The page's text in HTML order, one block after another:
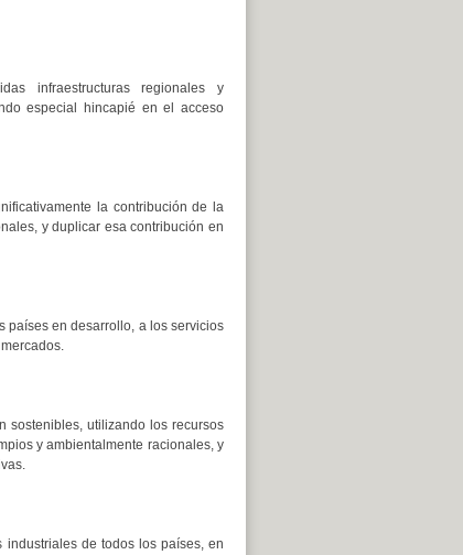
infraestructuras regionales y
especial hincapié en el acceso
la contribución de la
y duplicar esa contribución en
países en desarrollo, a los servicios
sostenibles, utilizando los recursos
y ambientalmente racionales, y
de todos los países, en